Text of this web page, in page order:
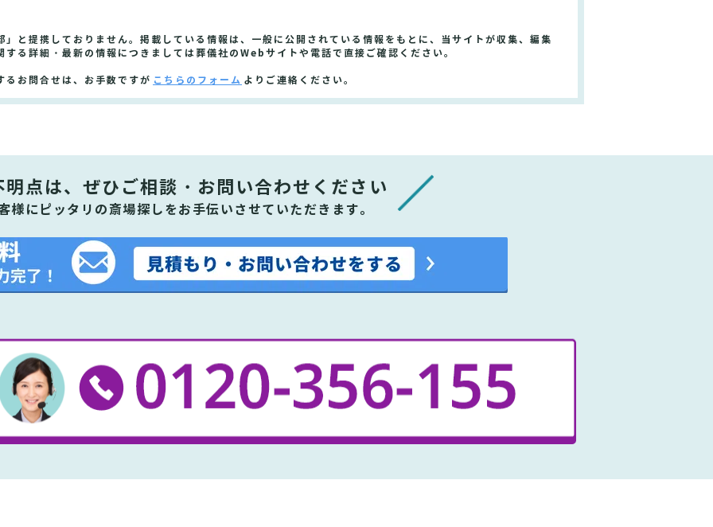
と提携しておりません。掲載している情報は、一般に公開されている情報をもとに、当サイトが収集、編集
る詳細・最新の情報につきましては葬儀社のWebサイトや電話で直接ご確認ください。
るお問合せは、お手数ですが こちらのフォーム よりご連絡ください。
明点は、ぜひ ご相談・お問い合わせください
様にピッタリの斎場探しをお手伝いさせていただきます。